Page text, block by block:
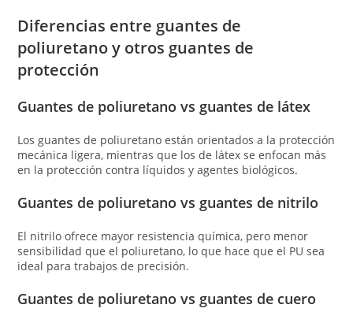
Diferencias entre guantes de
poliuretano y otros guantes de
protección
Guantes de poliuretano vs guantes de látex
Los guantes de poliuretano están orientados a la protección
mecánica ligera, mientras que los de látex se enfocan más
en la protección contra líquidos y agentes biológicos.
Guantes de poliuretano vs guantes de nitrilo
El nitrilo ofrece mayor resistencia química, pero menor
sensibilidad que el poliuretano, lo que hace que el PU sea
ideal para trabajos de precisión.
Guantes de poliuretano vs guantes de cuero